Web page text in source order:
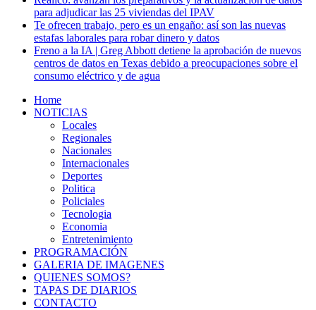
para adjudicar las 25 viviendas del IPAV
Te ofrecen trabajo, pero es un engaño: así son las nuevas
estafas laborales para robar dinero y datos
Freno a la IA | Greg Abbott detiene la aprobación de nuevos
centros de datos en Texas debido a preocupaciones sobre el
consumo eléctrico y de agua
Home
NOTICIAS
Locales
Regionales
Nacionales
Internacionales
Deportes
Politica
Policiales
Tecnologia
Economia
Entretenimiento
PROGRAMACIÓN
GALERIA DE IMAGENES
QUIENES SOMOS?
TAPAS DE DIARIOS
CONTACTO